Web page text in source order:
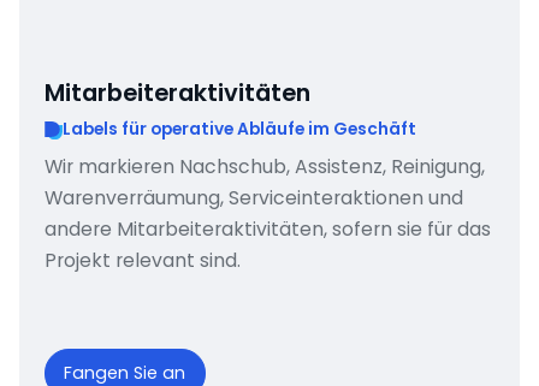
Mitarbeiteraktivitäten
Labels für operative Abläufe im Geschäft
Wir markieren Nachschub, Assistenz, Reinigung,
Warenverräumung, Serviceinteraktionen und
andere Mitarbeiteraktivitäten, sofern sie für das
Projekt relevant sind.
Fangen Sie an